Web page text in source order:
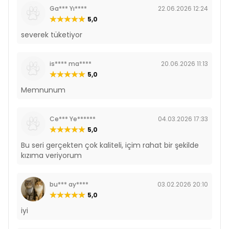
Ga*** Yı****
22.06.2026 12:24
5,0
severek tüketiyor
is**** ma****
20.06.2026 11:13
5,0
Memnunum
Ce*** Ye******
04.03.2026 17:33
5,0
Bu seri gerçekten çok kaliteli, içim rahat bir şekilde
kızıma veriyorum
bu*** ay****
03.02.2026 20:10
5,0
iyi